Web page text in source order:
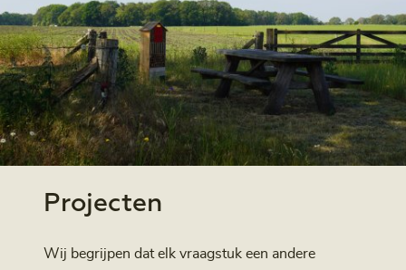
Projecten
Wij begrijpen dat elk vraagstuk een andere